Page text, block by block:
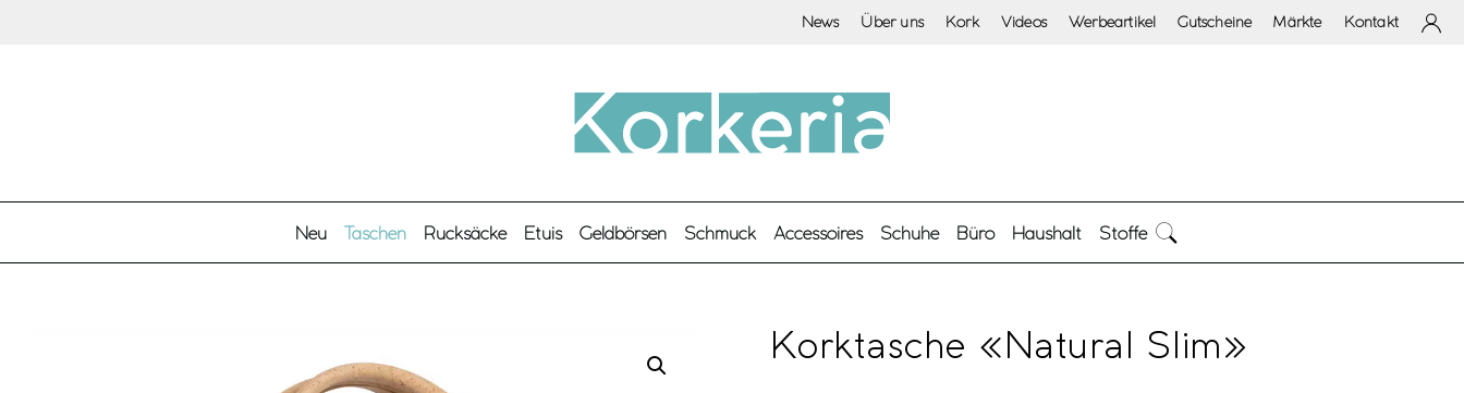
News Über uns Kork Videos Werbeartikel Gutscheine Märkte Kontakt
Neu Taschen Rucksäcke Etuis Geldbörsen Schmuck Accessoires Schuhe Büro Haushalt Stoffe
Korktasche «Natural Slim»